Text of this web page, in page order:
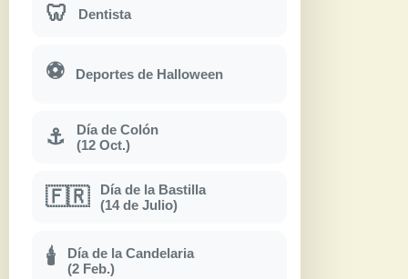
🦷 Dentista
⚽ Deportes de Halloween
⚓
Día de Colón
(12 Oct.)
🇫🇷
Día de la Bastilla
(14 de Julio)
🕯
Día de la Candelaria
(2 Feb.)